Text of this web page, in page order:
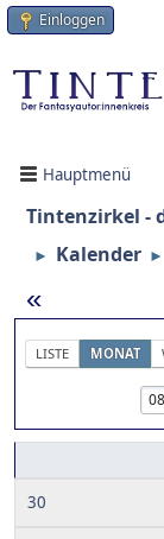
Einloggen
Hauptmenü
Tintenzirkel -
► Kalender ►
«
LISTE MONAT
30